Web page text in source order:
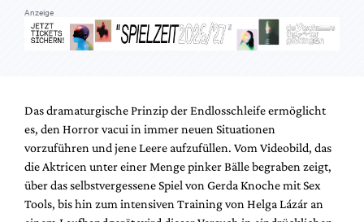
Anzeige
Das dramaturgische Prinzip der Endlosschleife ermöglicht
es, den Horror vacui in immer neuen Situationen
vorzuführen und jene Leere aufzufüllen. Vom Videobild, das
die Aktricen unter einer Menge pinker Bälle begraben zeigt,
über das selbstvergessene Spiel von Gerda Knoche mit Sex
Tools, bis hin zum intensiven Training von Helga Lázár an